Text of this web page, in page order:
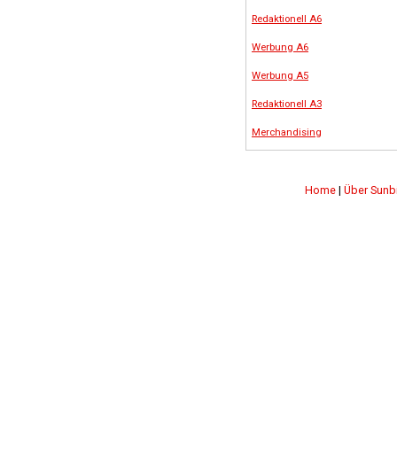
Redaktionell A6
Werbung A6
Werbung A5
Redaktionell A3
Merchandising
Home | Über